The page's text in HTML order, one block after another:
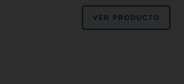
VER PRODUCTO